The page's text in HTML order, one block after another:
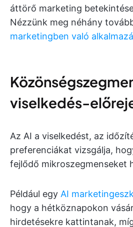
áttörő marketing
Nézzünk meg néhány
marketingben való
viselkedés-
Az AI a viselkedést, az
preferenciákat vizsgálja,
fejlődő mikroszegmenseket
Például egy AI
hogy a hétköznapokon
hirdetésekre kattintanak,